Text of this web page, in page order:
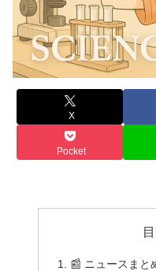
X
Pocket
📰 ニュースまと